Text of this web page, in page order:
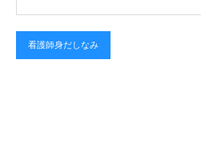
看護師身だしなみ